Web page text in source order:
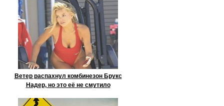
Ветер распахнул комбинезон Брукс
Надер, но это её не смутило